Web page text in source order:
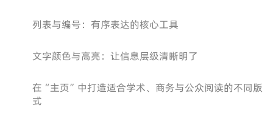
列表与编号：有序表达的核心工具
文字颜色与高亮：让信息层级清晰明了
在“主页”中打造适合学术、商务与公众阅读的不同版
式